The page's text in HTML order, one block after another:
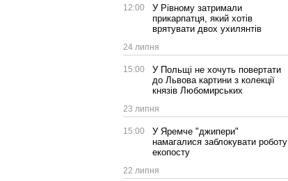
12:00
У Рівному затримали
прикарпатця, який хотів
врятувати двох ухилянтів
24 липня
15:00
У Польщі не хочуть повертати
до Львова картини з колекції
князів Любомирських
23 липня
15:00
У Яремче "джипери"
намагалися заблокувати роботу
екопосту
22 липня